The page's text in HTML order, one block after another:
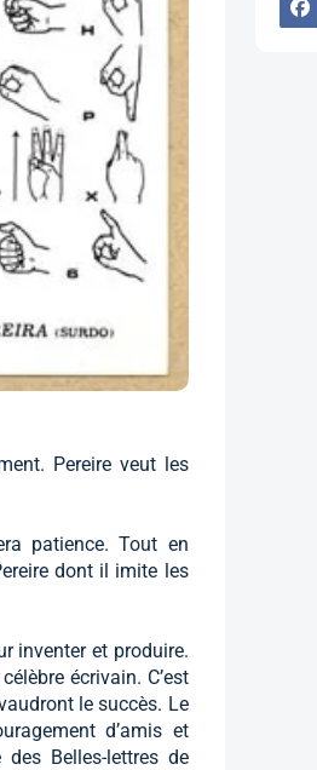
Pereire veut les
patience. Tout en
dont il imite les
inventer et produire.
écrivain. C’est
le succès. Le
d’amis et
des Belles-lettres de